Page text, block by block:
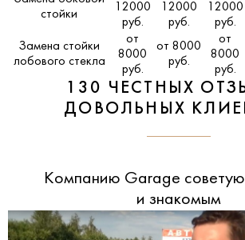
стойки
12000
руб.
12000
руб.
12000
руб.
Замена стойки
лобового стекла
от
8000
руб.
от 8000
руб.
от
8000
руб.
130 ЧЕСТНЫХ
ДОВОЛЬНЫХ
Компанию Garage
и знакомым